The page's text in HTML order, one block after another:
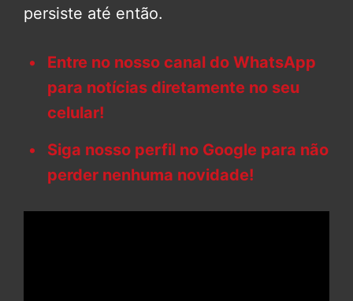
persiste até então.
Entre no nosso canal do WhatsApp
para notícias diretamente no seu
celular!
Siga nosso perfil no Google para não
perder nenhuma novidade!